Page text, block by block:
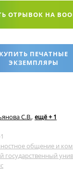
ОТРЫВОК НА
КУПИТЬ ПЕЧАТНЫЕ
ЭКЗЕМПЛЯРЫ
С.В., ещё + 1
общение и
государственный